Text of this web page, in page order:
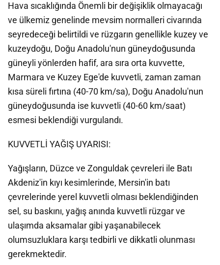
Hava sıcaklığında Önemli bir değişiklik olmayacağı
ve ülkemiz genelinde mevsim normalleri civarında
seyredeceği belirtildi ve rüzgarın genellikle kuzey ve
kuzeydoğu, Doğu Anadolu'nun güneydoğusunda
güneyli yönlerden hafif, ara sıra orta kuvvette,
Marmara ve Kuzey Ege'de kuvvetli, zaman zaman
kısa süreli fırtına (40-70 km/sa), Doğu Anadolu'nun
güneydoğusunda ise kuvvetli (40-60 km/saat)
esmesi beklendiği vurgulandı.
KUVVETLİ YAĞIŞ UYARISI:
Yağışların, Düzce ve Zonguldak çevreleri ile Batı
Akdeniz'in kıyı kesimlerinde, Mersin'in batı
çevrelerinde yerel kuvvetli olması beklendiğinden
sel, su baskını, yağış anında kuvvetli rüzgar ve
ulaşımda aksamalar gibi yaşanabilecek
olumsuzluklara karşı tedbirli ve dikkatli olunması
gerekmektedir.